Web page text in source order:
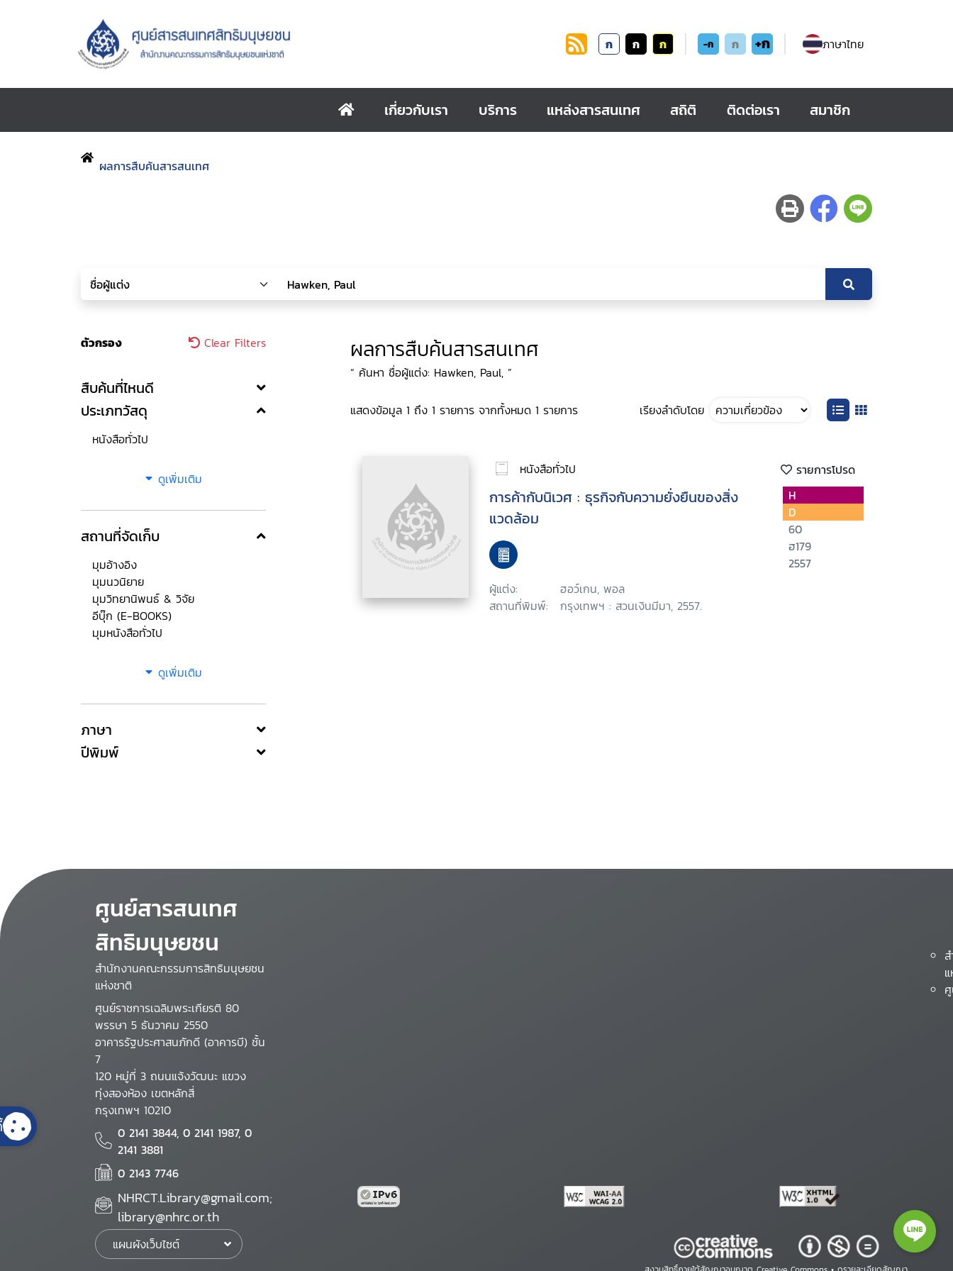
ก ก ก -ก ก +ก ภาษาไทย
เกี่ยวกับเรา บริการ แหล่งสารสนเทศ สถิติ ติดต่อเรา สมาชิก
ผลการสืบค้นสารสนเทศ
ตัวกรอง Clear Filters
สืบค้นที่ไหนดี
ประเภทวัสดุ
หนังสือทั่วไป
ดูเพิ่มเติม
สถานที่จัดเก็บ
มุมอ้างอิง
มุมนวนิยาย
มุมวิทยานิพนธ์ & วิจัย
อีบุ๊ก (E-BOOKS)
มุมหนังสือทั่วไป
ดูเพิ่มเติม
ภาษา
ปีพิมพ์
ผลการสืบค้นสารสนเทศ
“ ค้นหา ชื่อผู้แต่ง: Hawken, Paul, ”
แสดงข้อมูล 1 ถึง 1 รายการ จากทั้งหมด 1 รายการ เรียงลำดับโดย
หนังสือทั่วไป รายการโปรด
การค้ากับนิเวศ : ธุรกิจกับความยั่งยืนของสิ่ง
แวดล้อม
ผู้แต่ง:
ฮอว์เกน, พอล
สถานที่พิมพ์:
กรุงเทพฯ : สวนเงินมีมา, 2557.
H
D
60
ฮ179
2557
ศูนย์สารสนเทศ
สิทธิมนุษยชน
สำนักงานคณะกรรมการสิทธิมนุษยชน
แห่งชาติ
ศูนย์ราชการเฉลิมพระเกียรติ 80
พรรษา 5 ธันวาคม 2550
อาคารรัฐประศาสนภักดี (อาคารบี) ชั้น
7
120 หมู่ที่ 3 ถนนแจ้งวัฒนะ แขวง
ทุ่งสองห้อง เขตหลักสี่
กรุงเทพฯ 10210
0 2141 3844, 0 2141 1987, 0
2141 3881
0 2143 7746
NHRCT.Library@gmail.com;
library@nhrc.or.th
แผนผังเว็บไซต์